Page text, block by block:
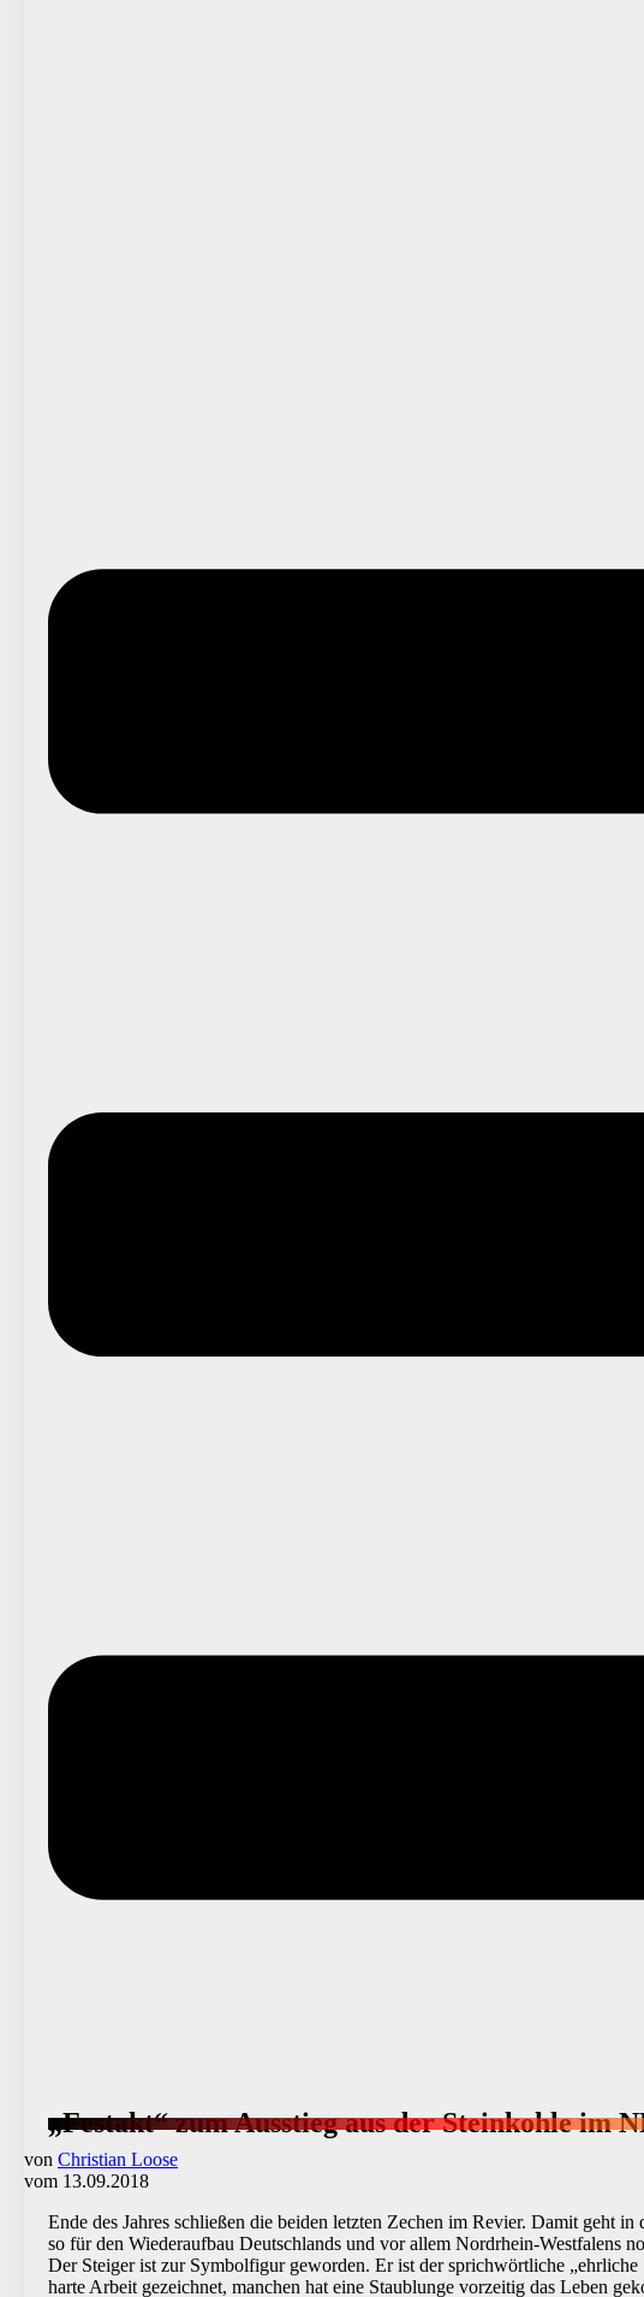
„Festakt“ zum Ausstieg aus der Steinkohle im
von Christian Loose
vom 13.09.2018
Ende des Jahres schließen die beiden letzten Zechen im Revier. Damit geht
so für den Wiederaufbau Deutschlands und vor allem Nordrhein-Westfalens
Der Steiger ist zur Symbolfigur geworden. Er ist der sprichwörtliche
harte Arbeit gezeichnet, manchen hat eine Staublunge vorzeitig das Leben